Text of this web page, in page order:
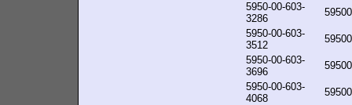
5950-00-603-
3286
5950-00-603-
3512
5950-00-603-
3696
5950-00-603-
4068